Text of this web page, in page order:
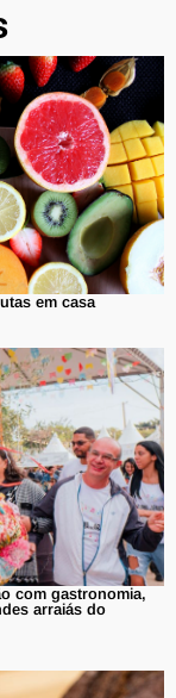
em casa
com gastronomia,
arraiás do